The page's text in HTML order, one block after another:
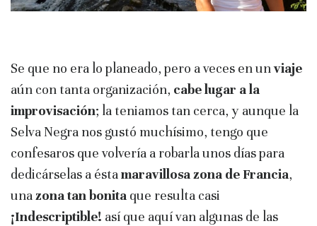
Se que no era lo planeado, pero a veces en unviaje
aún con tanta organización, cabe lugar a la
improvisación; la teniamos tan cerca, y aunque la
Selva Negra nos gustó muchísimo, tengo que
confesaros que volvería a robarla unos días para
dedicárselas a éstamaravillosa zona de Francia,
unazona tan bonita que resulta casi
¡Indescriptible! así que aquí van algunas de las